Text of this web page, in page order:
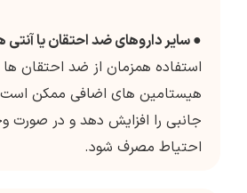
●سایر داروهای ضد احتقان یا
استفاده همزمان از ضد احتقان ها
هیستامین های اضافی ممکن
جانبی را افزایش دهد و در صورت
احتیاط مصرف شود.